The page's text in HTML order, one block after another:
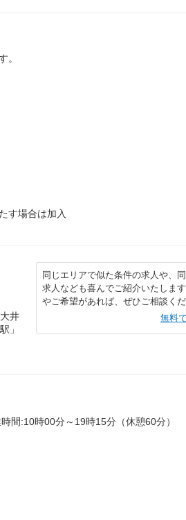
。
す場合は加入
井
」
同じエリアで似た条件の求人や、
求人なども喜んでご紹介いたしま
やご希望があれば、ぜひご相談くだ
無料
間:10時00分～19時15分（休憩60分）